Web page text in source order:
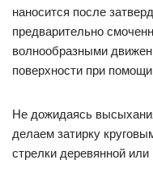
наносится после
предварительно
волнообразными
поверхности при
Не дожидаясь
делаем затирку
стрелки деревянной или